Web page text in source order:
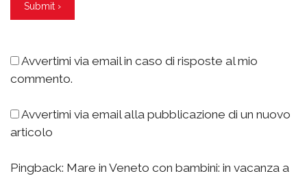
Avvertimi via email in caso di risposte al mio
commento.
Avvertimi via email alla pubblicazione di un nuovo
articolo
Pingback: Mare in Veneto con bambini: in vacanza a